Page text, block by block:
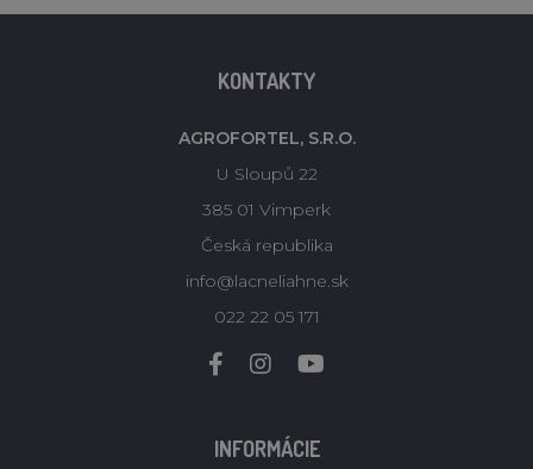
KONTAKTY
AGROFORTEL, S.R.O.
U Sloupů 22
385 01 Vimperk
Česká republika
info@lacneliahne.sk
022 22 05 171
INFORMÁCIE